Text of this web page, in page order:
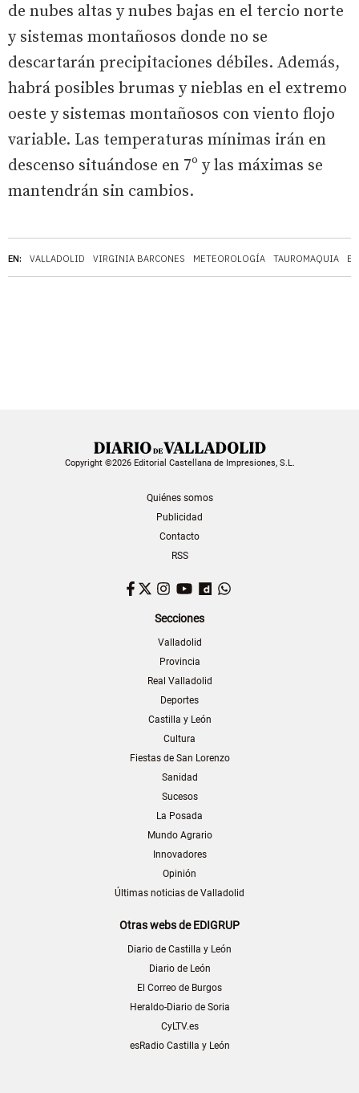
EN: VALLADOLID VIRGINIA BARCONES METEOROLOGÍA TAUROMAQUIA
de nubes altas y nubes bajas en el tercio norte
y sistemas montañosos donde no se
descartarán precipitaciones débiles. Además,
habrá posibles brumas y nieblas en el extremo
oeste y sistemas montañosos con viento flojo
variable. Las temperaturas mínimas irán en
descenso situándose en 7º y las máximas se
mantendrán sin cambios.
Copyright ©2026 Editorial Castellana de Impresiones, S.L.
Quiénes somos
Publicidad
Contacto
RSS
Facebook
TwitterInstagram
YouTubeDailymotion
Secciones
Valladolid
Provincia
Real Valladolid
Deportes
Castilla y León
Cultura
Fiestas de San Lorenzo
Sanidad
Sucesos
La Posada
Mundo Agrario
Innovadores
Opinión
Últimas noticias de Valladolid
Otras webs de EDIGRUP
Diario de Castilla y León
Diario de León
El Correo de Burgos
Heraldo-Diario de Soria
CyLTV.es
esRadio Castilla y León